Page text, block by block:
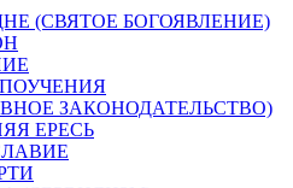
(СВЯТОЕ БОГОЯВЛЕНИЕ)
ЗАКОНОДАТЕЛЬСТВО)
ЕРЕСЬ